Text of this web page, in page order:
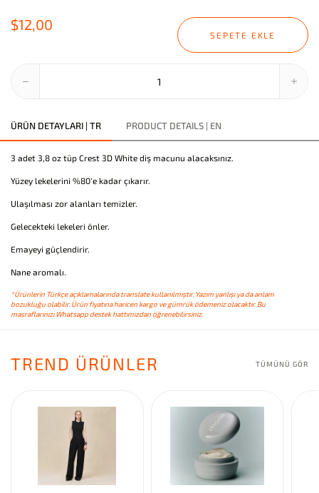
$12,00
SEPETE EKLE
ÜRÜN DETAYLARI | TR PRODUCT DETAILS | EN
3 adet 3,8 oz tüp Crest 3D White diş macunu alacaksınız.
Yüzey lekelerini %80'e kadar çıkarır.
Ulaşılması zor alanları temizler.
Gelecekteki lekeleri önler.
Emayeyi güçlendirir.
Nane aromalı.
*Ürünlerin Türkçe açıklamalarında translate kullanılmıştır. Yazım yanlışı ya da anlam
bozukluğu olabilir. Ürün fiyatına haricen kargo ve gümrük ödemeniz olacaktır. Bu
masraflarınızı Whatsapp destek hattımızdan öğrenebilirsiniz.
TREND ÜRÜNLER TÜMÜNÜ GÖR